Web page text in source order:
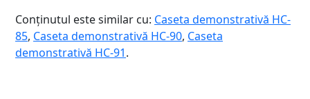
Conținutul este similar cu: Caseta demonstrativă HC-
85, Caseta demonstrativă HC-90, Caseta
demonstrativă HC-91.